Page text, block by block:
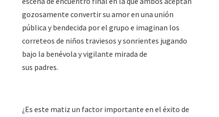
gozosamente convertir su amor en una unión
pública y bendecida por el grupo e imaginan los
correteos de niños traviesos y sonrientes jugando
bajo la benévola y vigilante mirada de
sus padres.
¿Es este matiz un factor importante en el éxito de